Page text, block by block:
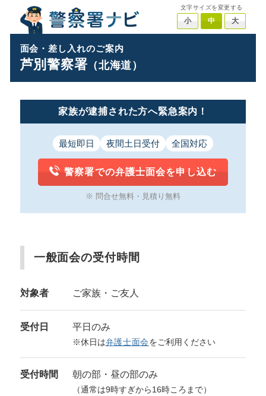
文字サイズを変更する
小 中 大
面会・差し入れのご案内
芦別警察署（北海道）
家族が逮捕された方へ緊急案内！
最短即日 夜間土日受付 全国対応
警察署での弁護士面会を申し込む
※ 問合せ無料・見積り無料
一般面会の受付時間
対象者 ご家族・ご友人
受付日 平日のみ
※休日は弁護士面会をご利用ください
受付時間 朝の部・昼の部のみ
（通常は9時すぎから16時ころまで）